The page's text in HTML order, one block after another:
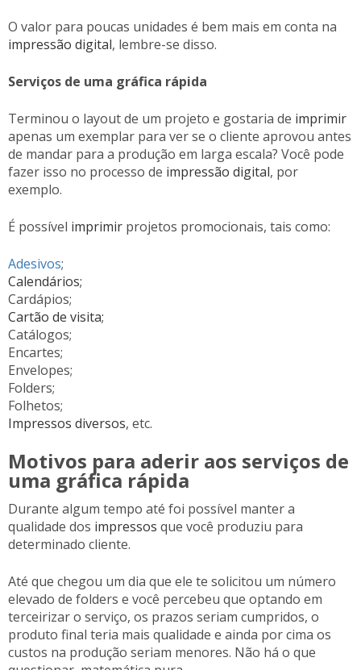
O valor para poucas unidades é bem mais em conta na
impressão digital, lembre-se disso.
Serviços de uma gráfica rápida
Terminou o layout de um projeto e gostaria de imprimir
apenas um exemplar para ver se o cliente aprovou antes
de mandar para a produção em larga escala? Você pode
fazer isso no processo de impressão digital, por
exemplo.
É possível imprimir projetos promocionais, tais como:
Adesivos;
Calendários;
Cardápios;
Cartão de visita;
Catálogos;
Encartes;
Envelopes;
Folders;
Folhetos;
Impressos diversos, etc.
Motivos para aderir aos serviços de
uma gráfica rápida
Durante algum tempo até foi possível manter a
qualidade dos impressos que você produziu para
determinado cliente.
Até que chegou um dia que ele te solicitou um número
elevado de folders e você percebeu que optando em
terceirizar o serviço, os prazos seriam cumpridos, o
produto final teria mais qualidade e ainda por cima os
custos na produção seriam menores. Não há o que